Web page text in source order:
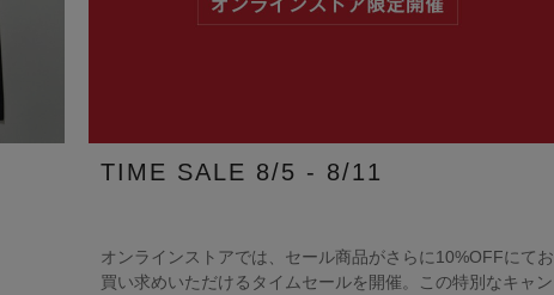
TIME SALE 8/5 - 8/11
オンラインストアでは、セール商品がさらに10%OFFにてお
買い求めいただけるタイムセールを開催。この特別なキャン